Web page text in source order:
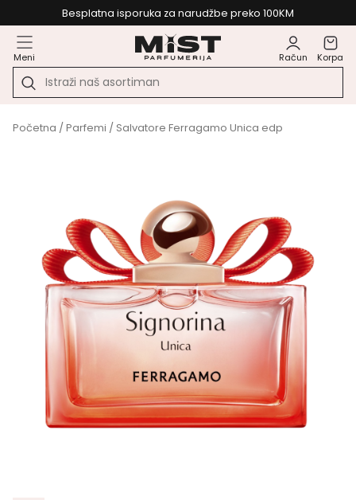
Besplatna isporuka za narudžbe preko 100KM
Meni Račun Korpa
Početna /Parfemi / Salvatore Ferragamo Unica edp